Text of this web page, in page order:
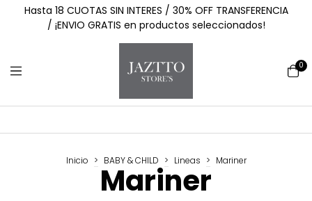
Hasta 18 CUOTAS SIN INTERES / 30% OFF TRANSFERENCIA
/ ¡ENVIO GRATIS en productos seleccionados!
0
Inicio > BABY & CHILD > Lineas > Mariner
Mariner